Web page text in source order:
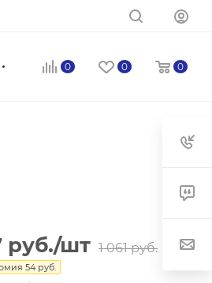
0 0 0
руб./шт 1 061руб.
54 руб.